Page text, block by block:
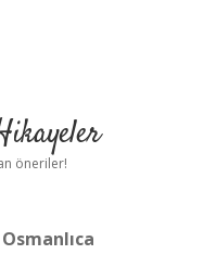
öneriler!